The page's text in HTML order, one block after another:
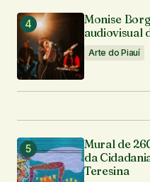
Monise
audiovisual
Arte do Piauí
Mural de
da
Teresina